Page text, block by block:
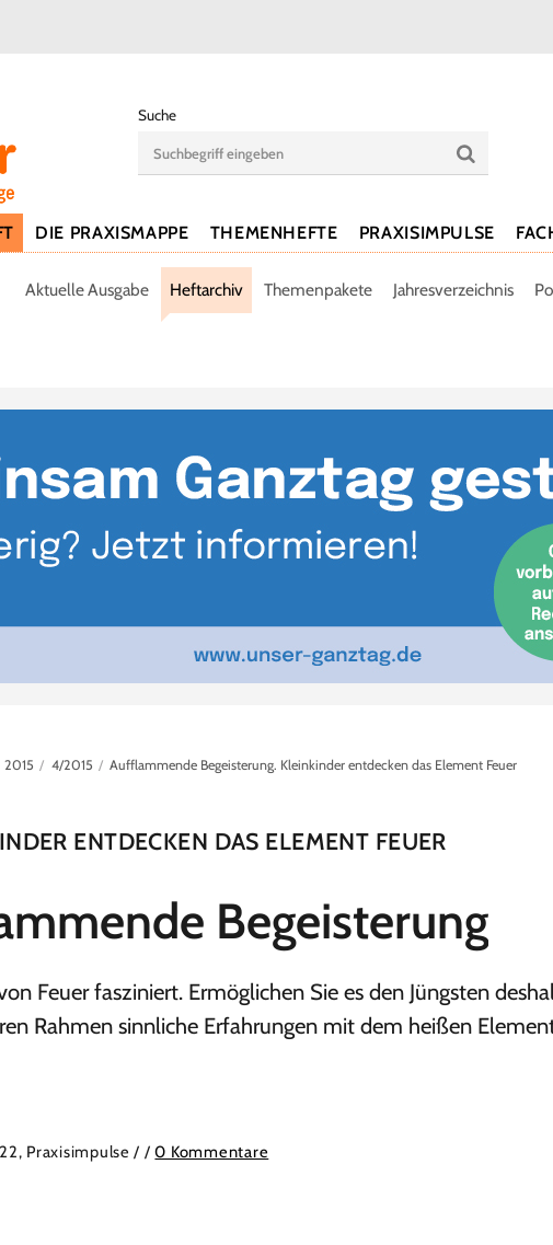
Suche
DIE PRAXISMAPPE THEMENHEFTE PRAXISIMPULSE
Aktuelle Ausgabe Heftarchiv Themenpakete Jahresverzeichnis
2015 4/2015 Aufflammende Begeisterung. Kleinkinder entdecken das Element Feuer
ENTDECKEN DAS ELEMENT FEUER
Begeisterung
Feuer fasziniert. Ermöglichen Sie es den Jüngsten
Rahmen sinnliche Erfahrungen mit dem heißen
Praxisimpulse / /0 Kommentare